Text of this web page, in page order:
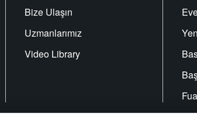
Bize Ulaşın
Uzmanlarımız
Video Library